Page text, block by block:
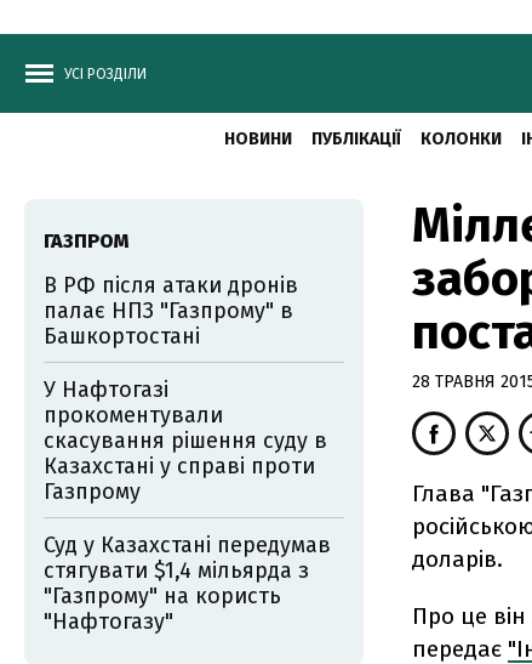
УСІ РОЗДІЛИ
НОВИНИ ПУБЛІКАЦІЇ КОЛОНКИ
28 ТРАВНЯ
Глава
доларів.
Про це
передає
ГАЗПРОМ
В РФ після атаки дронів
палає НПЗ "Газпрому" в
Башкортостані
У Нафтогазі
прокоментували
скасування рішення суду в
Казахстані у справі проти
Газпрому
Суд у Казахстані передумав
стягувати $1,4 мільярда з
"Газпрому" на користь
"Нафтогазу"